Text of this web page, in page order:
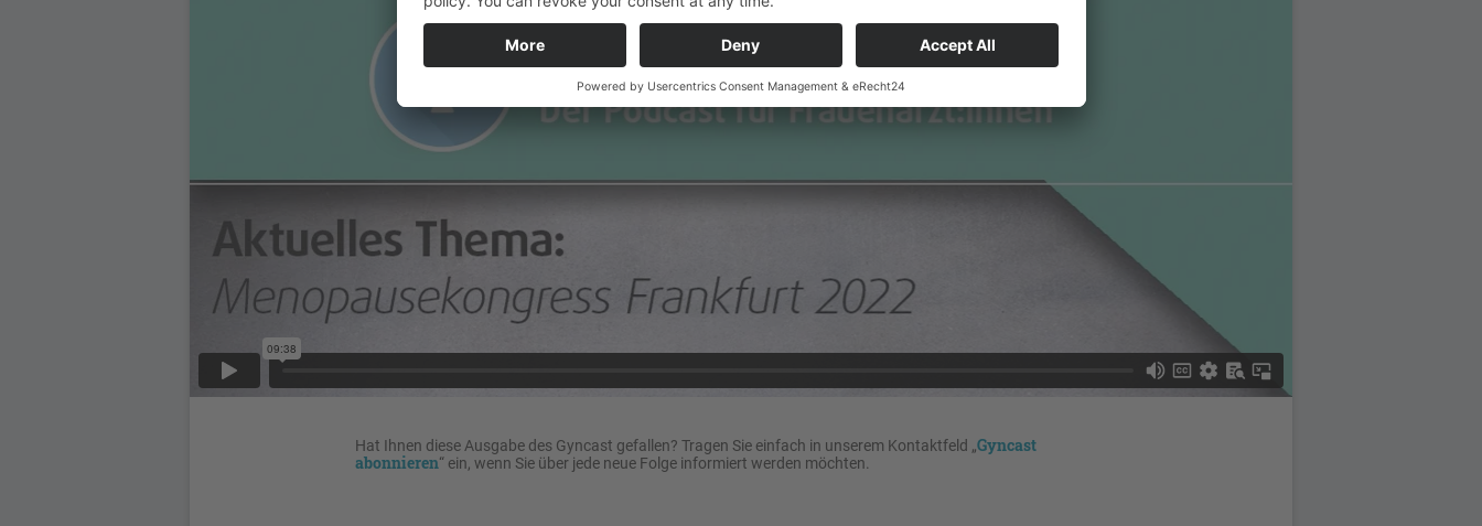
Hat Ihnen diese Ausgabe des Gyncast gefallen? Tragen Sie einfach in unserem Kontaktfeld „Gyncast
abonnieren“ ein, wenn Sie über jede neue Folge informiert werden möchten.